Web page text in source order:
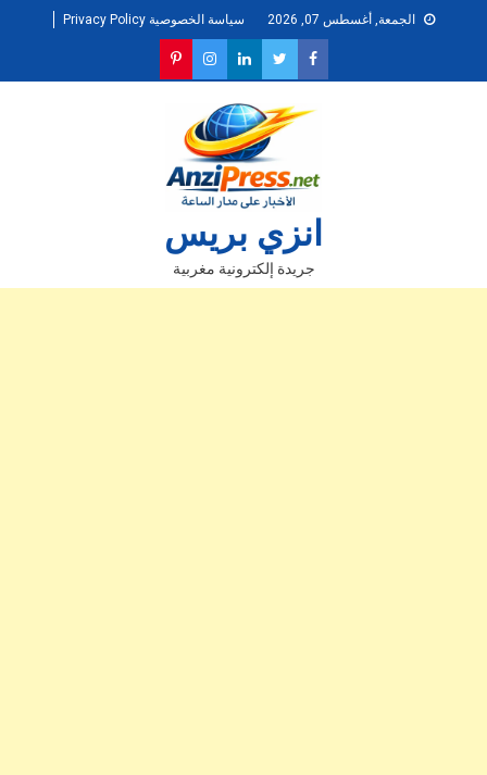
الجمعة, أغسطس 07, 2026 سياسة الخصوصية Privacy Policy
انزي بريس
جريدة إلكترونية مغربية